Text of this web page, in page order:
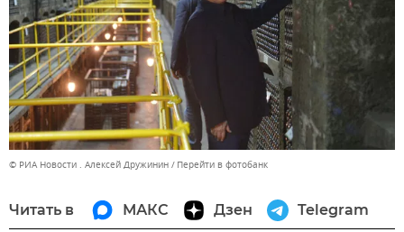
© РИА Новости . Алексей Дружинин Перейти в фотобанк
Читать в МАКС Дзен Telegram